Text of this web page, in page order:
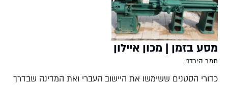
מסע בזמן | מכון איילון
תמר הירדני
כדורי הסטנים ששימשו את היישוב העברי ואת המדינה שבדרך